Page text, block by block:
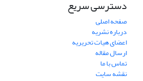
دسترسی سریع
صفحه اصلی
درباره نشریه
اعضای هیات تحریریه
ارسال مقاله
تماس با ما
نقشه سایت